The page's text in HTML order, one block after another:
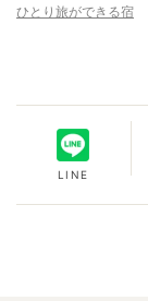
ひとり旅ができる宿
LINE